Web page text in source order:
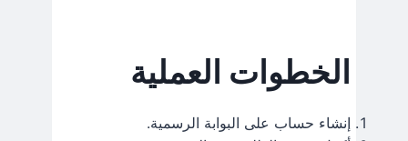
الخطوات العملية
إنشاء حساب على البوابة الرسمية.